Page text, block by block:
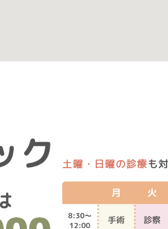
土曜・日曜の診療も